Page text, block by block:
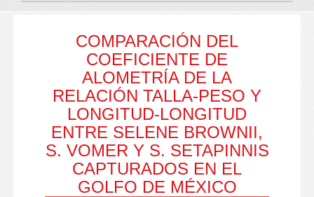
COMPARACIÓN DEL
COEFICIENTE DE
ALOMETRÍA DE LA
RELACIÓN TALLA-PESO Y
LONGITUD-LONGITUD
ENTRE SELENE BROWNII,
S. VOMER Y S. SETAPINNIS
CAPTURADOS EN EL
GOLFO DE MÉXICO